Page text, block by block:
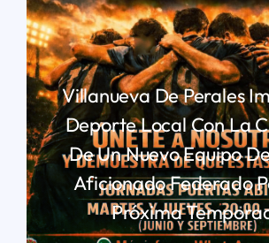
Villanueva De Perales
Deporte Local Con La
De Un Nuevo Equipo
Aficionado Federado
Próxima